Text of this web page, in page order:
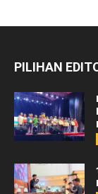
PILIHAN